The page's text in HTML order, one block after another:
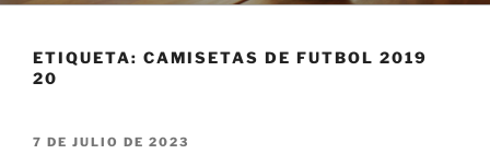
ETIQUETA: CAMISETAS DE FUTBOL 2019
20
PUBLICADO
7 DE JULIO DE 2023